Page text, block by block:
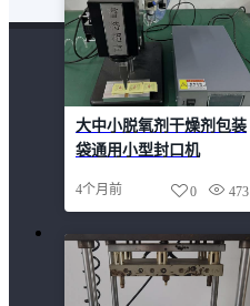
大中小脱氧剂干燥剂包装
袋通用小型封口机
4个月前 473
0